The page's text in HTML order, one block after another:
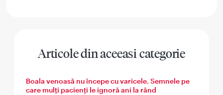
Articole din aceeasi categorie
Boala venoasă nu începe cu varicele. Semnele pe
care mulți pacienți le ignoră ani la rând